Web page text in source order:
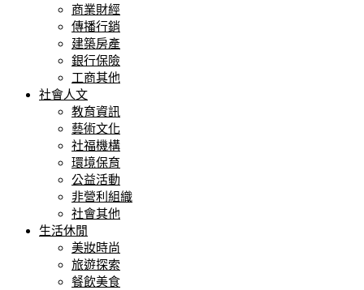
商業財經
傳播行銷
建築房產
銀行保險
工商其他
社會人文
教育資訊
藝術文化
社福機構
環境保育
公益活動
非營利組織
社會其他
生活休閒
美妝時尚
旅遊探索
餐飲美食